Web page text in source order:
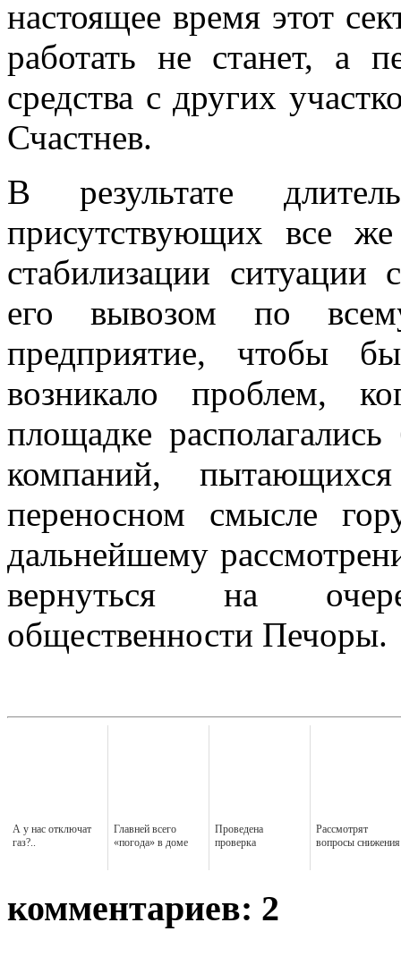
настоящее время этот
работать не станет, а
средства с других
Счастнев.
В результате
присутствующих все
стабилизации
его вывозом по
предприятие, чтобы
возникало проблем,
площадке
компаний,
переносном смысле
дальнейшему
вернуться на
общественности Печоры.
А у нас отключат
газ?..
Главней всего
«погода» в доме
Проведена
проверка
Рассмотрят
вопросы снижения
комментариев: 2